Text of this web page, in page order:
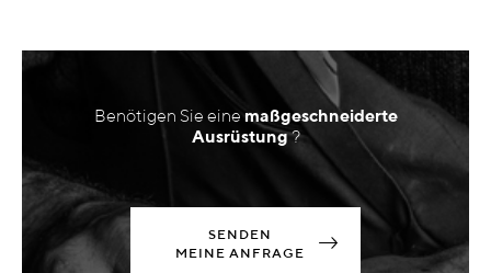
Benötigen Sie einemaßgeschneiderte
Ausrüstung?
SENDEN
MEINE ANFRAGE